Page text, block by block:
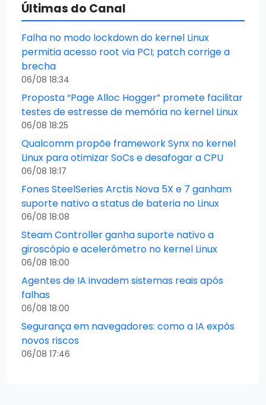
Últimas do Canal
Falha no modo lockdown do kernel Linux
permitia acesso root via PCI; patch corrige a
brecha
06/08 18:34
Proposta “Page Alloc Hogger” promete facilitar
testes de estresse de memória no kernel Linux
06/08 18:25
Qualcomm propõe framework Synx no kernel
Linux para otimizar SoCs e desafogar a CPU
06/08 18:17
Fones SteelSeries Arctis Nova 5X e 7 ganham
suporte nativo a status de bateria no Linux
06/08 18:08
Steam Controller ganha suporte nativo a
giroscópio e acelerômetro no kernel Linux
06/08 18:00
Agentes de IA invadem sistemas reais após
falhas
06/08 18:00
Segurança em navegadores: como a IA expôs
novos riscos
06/08 17:46